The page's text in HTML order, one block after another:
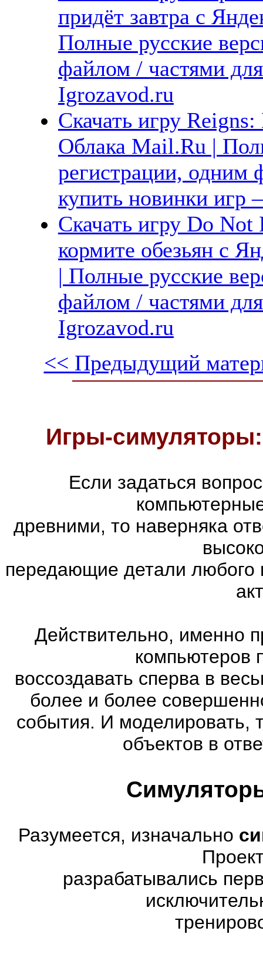
придёт завтра с
Полные русские
файлом / частями
Igrozavod.ru
Скачать игру
Облака Mail.Ru |
регистрации, одним
купить новинки
Скачать игру Do
кормите обезьян с
| Полные русские
файлом / частями
Igrozavod.ru
<< Предыдущий
Игры-
Если задаться
древними, то наверняка
передающие детали любого
Действительно, именно
компьютеров
воссоздавать сперва в
более и более
события. И моделировать,
объектов в
Разумеется, изначально
разрабатывались